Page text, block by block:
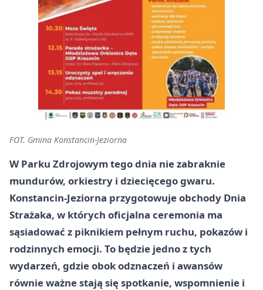
FOT. Gmina Konstancin-Jeziorna
W Parku Zdrojowym tego dnia nie zabraknie
mundurów, orkiestry i dziecięcego gwaru.
Konstancin-Jeziorna przygotowuje obchody Dnia
Strażaka, w których oficjalna ceremonia ma
sąsiadować z piknikiem pełnym ruchu, pokazów i
rodzinnych emocji. To będzie jedno z tych
wydarzeń, gdzie obok odznaczeń i awansów
równie ważne stają się spotkanie, wspomnienie i